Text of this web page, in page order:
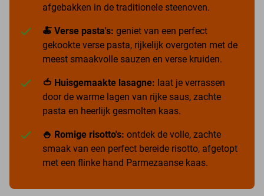
afgebakken in de traditionele steenoven.
🍝 Verse pasta's: geniet van een perfect
gekookte verse pasta, rijkelijk overgoten met de
meest smaakvolle sauzen en verse kruiden.
🍅 Huisgemaakte lasagne: laat je verrassen
door de warme lagen van rijke saus, zachte
pasta en heerlijk gesmolten kaas.
🍚 Romige risotto's: ontdek de volle, zachte
smaak van een perfect bereide risotto, afgetopt
met een flinke hand Parmezaanse kaas.